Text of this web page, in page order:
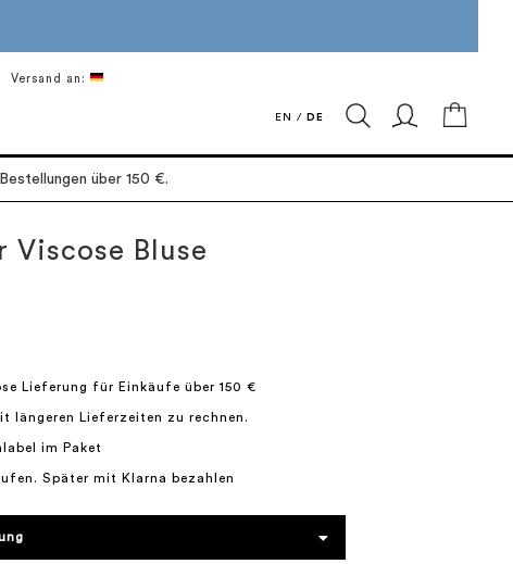
Versand an:
EN / DE
über 150 €.
Viscose Bluse
Lieferung für Einkäufe über 150 €
längeren Lieferzeiten zu rechnen.
im Paket
Später mit Klarna bezahlen